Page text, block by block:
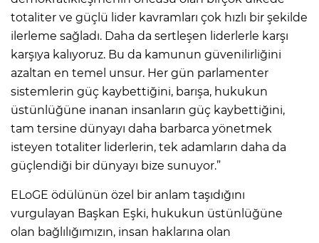
totaliter ve güçlü lider kavramları çok hızlı bir şekilde
ilerleme sağladı. Daha da sertleşen liderlerle karşı
karşıya kalıyoruz. Bu da kamunun güvenilirliğini
azaltan en temel unsur. Her gün parlamenter
sistemlerin güç kaybettiğini, barışa, hukukun
üstünlüğüne inanan insanların güç kaybettiğini,
tam tersine dünyayı daha barbarca yönetmek
isteyen totaliter liderlerin, tek adamların daha da
güçlendiği bir dünyayı bize sunuyor.”
ELoGE ödülünün özel bir anlam taşıdığını
vurgulayan Başkan Eşki, hukukun üstünlüğüne
olan bağlılığımızın, insan haklarına olan